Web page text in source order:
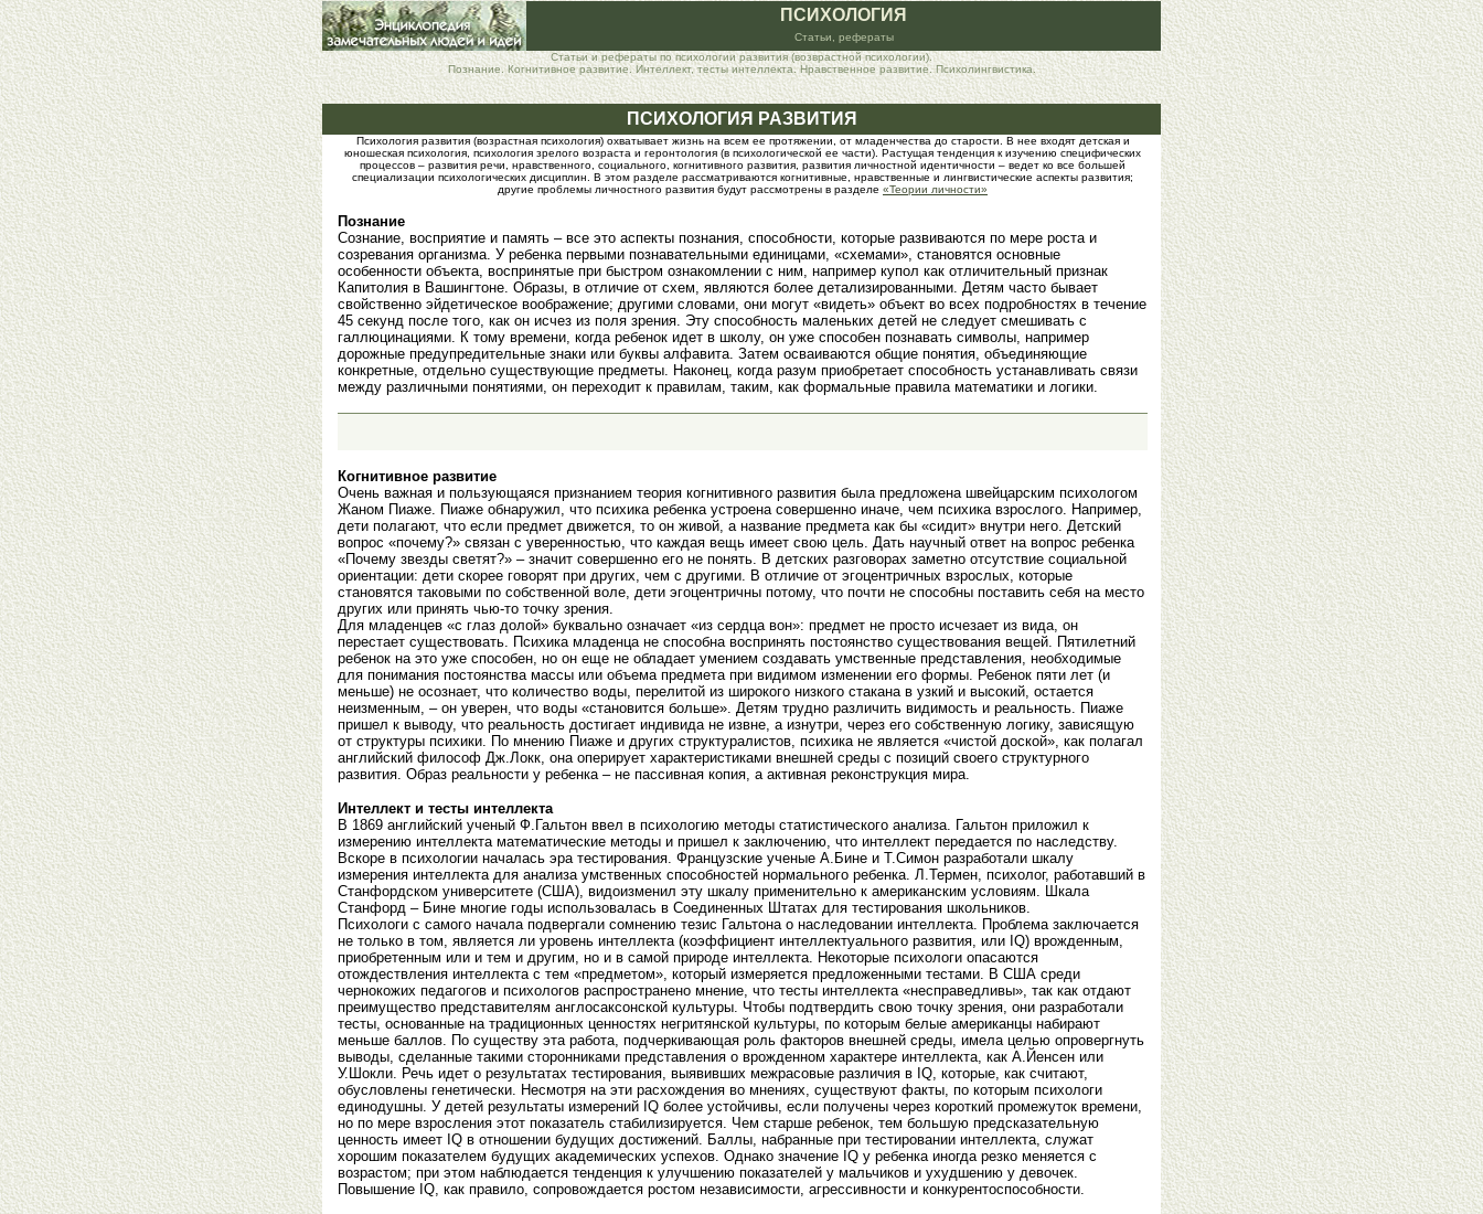
ПСИХОЛОГИЯ
Статьи, рефераты
Статьи и рефераты по психологии развития (возврастной психологии).
Познание. Когнитивное развитие. Интеллект, тесты интеллекта. Нравственное развитие. Психолингвистика.
ПСИХОЛОГИЯ РАЗВИТИЯ
Психология развития (возрастная психология) охватывает жизнь на всем ее протяжении, от младенчества до старости. В нее входят детская и
юношеская психология, психология зрелого возраста и геронтология (в психологической ее части). Растущая тенденция к изучению специфических
процессов – развития речи, нравственного, социального, когнитивного развития, развития личностной идентичности – ведет ко все большей
специализации психологических дисциплин. В этом разделе рассматриваются когнитивные, нравственные и лингвистические аспекты развития;
другие проблемы личностного развития будут рассмотрены в разделе «Теории личности»
Познание
Сознание, восприятие и память – все это аспекты познания, способности, которые развиваются по мере роста и
созревания организма. У ребенка первыми познавательными единицами, «схемами», становятся основные
особенности объекта, воспринятые при быстром ознакомлении с ним, например купол как отличительный признак
Капитолия в Вашингтоне. Образы, в отличие от схем, являются более детализированными. Детям часто бывает
свойственно эйдетическое воображение; другими словами, они могут «видеть» объект во всех подробностях в течение
45 секунд после того, как он исчез из поля зрения. Эту способность маленьких детей не следует смешивать с
галлюцинациями. К тому времени, когда ребенок идет в школу, он уже способен познавать символы, например
дорожные предупредительные знаки или буквы алфавита. Затем осваиваются общие понятия, объединяющие
конкретные, отдельно существующие предметы. Наконец, когда разум приобретает способность устанавливать связи
между различными понятиями, он переходит к правилам, таким, как формальные правила математики и логики.
Когнитивное развитие
Очень важная и пользующаяся признанием теория когнитивного развития была предложена швейцарским психологом
Жаном Пиаже. Пиаже обнаружил, что психика ребенка устроена совершенно иначе, чем психика взрослого. Например,
дети полагают, что если предмет движется, то он живой, а название предмета как бы «сидит» внутри него. Детский
вопрос «почему?» связан с уверенностью, что каждая вещь имеет свою цель. Дать научный ответ на вопрос ребенка
«Почему звезды светят?» – значит совершенно его не понять. В детских разговорах заметно отсутствие социальной
ориентации: дети скорее говорят при других, чем с другими. В отличие от эгоцентричных взрослых, которые
становятся таковыми по собственной воле, дети эгоцентричны потому, что почти не способны поставить себя на место
других или принять чью-то точку зрения.
Для младенцев «с глаз долой» буквально означает «из сердца вон»: предмет не просто исчезает из вида, он
перестает существовать. Психика младенца не способна воспринять постоянство существования вещей. Пятилетний
ребенок на это уже способен, но он еще не обладает умением создавать умственные представления, необходимые
для понимания постоянства массы или объема предмета при видимом изменении его формы. Ребенок пяти лет (и
меньше) не осознает, что количество воды, перелитой из широкого низкого стакана в узкий и высокий, остается
неизменным, – он уверен, что воды «становится больше». Детям трудно различить видимость и реальность. Пиаже
пришел к выводу, что реальность достигает индивида не извне, а изнутри, через его собственную логику, зависящую
от структуры психики. По мнению Пиаже и других структуралистов, психика не является «чистой доской», как полагал
английский философ Дж.Локк, она оперирует характеристиками внешней среды с позиций своего структурного
развития. Образ реальности у ребенка – не пассивная копия, а активная реконструкция мира.
Интеллект и тесты интеллекта
В 1869 английский ученый Ф.Гальтон ввел в психологию методы статистического анализа. Гальтон приложил к
измерению интеллекта математические методы и пришел к заключению, что интеллект передается по наследству.
Вскоре в психологии началась эра тестирования. Французские ученые А.Бине и Т.Симон разработали шкалу
измерения интеллекта для анализа умственных способностей нормального ребенка. Л.Термен, психолог, работавший в
Станфордском университете (США), видоизменил эту шкалу применительно к американским условиям. Шкала
Станфорд – Бине многие годы использовалась в Соединенных Штатах для тестирования школьников.
Психологи с самого начала подвергали сомнению тезис Гальтона о наследовании интеллекта. Проблема заключается
не только в том, является ли уровень интеллекта (коэффициент интеллектуального развития, или IQ) врожденным,
приобретенным или и тем и другим, но и в самой природе интеллекта. Некоторые психологи опасаются
отождествления интеллекта с тем «предметом», который измеряется предложенными тестами. В США среди
чернокожих педагогов и психологов распространено мнение, что тесты интеллекта «несправедливы», так как отдают
преимущество представителям англосаксонской культуры. Чтобы подтвердить свою точку зрения, они разработали
тесты, основанные на традиционных ценностях негритянской культуры, по которым белые американцы набирают
меньше баллов. По существу эта работа, подчеркивающая роль факторов внешней среды, имела целью опровергнуть
выводы, сделанные такими сторонниками представления о врожденном характере интеллекта, как А.Йенсен или
У.Шокли. Речь идет о результатах тестирования, выявивших межрасовые различия в IQ, которые, как считают,
обусловлены генетически. Несмотря на эти расхождения во мнениях, существуют факты, по которым психологи
единодушны. У детей результаты измерений IQ более устойчивы, если получены через короткий промежуток времени,
но по мере взросления этот показатель стабилизируется. Чем старше ребенок, тем большую предсказательную
ценность имеет IQ в отношении будущих достижений. Баллы, набранные при тестировании интеллекта, служат
хорошим показателем будущих академических успехов. Однако значение IQ у ребенка иногда резко меняется с
возрастом; при этом наблюдается тенденция к улучшению показателей у мальчиков и ухудшению у девочек.
Повышение IQ, как правило, сопровождается ростом независимости, агрессивности и конкурентоспособности.